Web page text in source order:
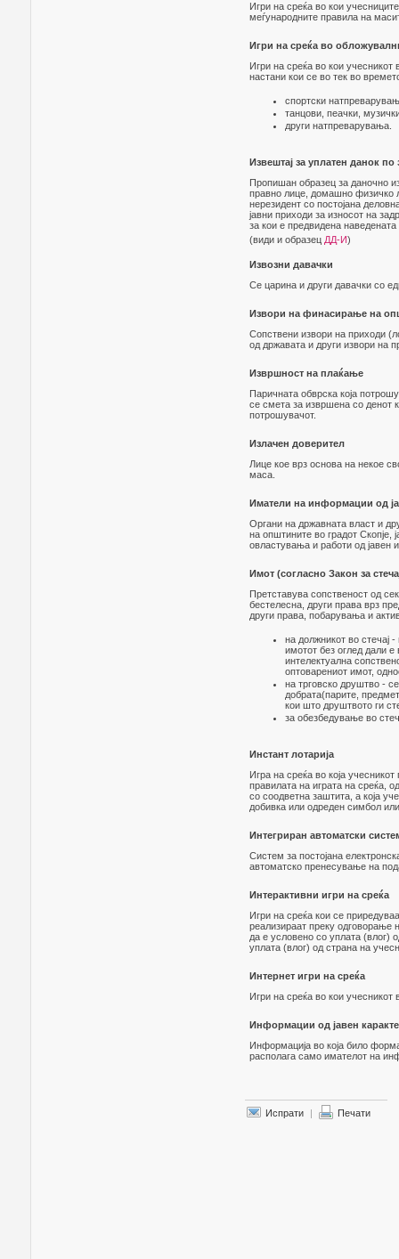
Игри на среќа во кои
меѓународните правила на
Игри на среќа во
Игри на среќа во кои
настани кои се во тек во
спортски
танцови, пеачки,
други натпреварувања.
Извештај за уплатен данок по
Пропишан образец за даночно
правно лице, домашно физичко
нерезидент со постојана
јавни приходи за износот на
за кои е предвидена наведената
(види и образец ДД-И)
Извозни давачки
Се царина и други давачки со
Извори на финасирање на
Сопствени извори на приходи
од државата и други извори на
Извршност на плаќање
Паричната обврска која
се смета за извршена со денот
потрошувачот.
Излачен доверител
Лице кое врз основа на некое
маса.
Иматели на информации од
Органи на државната власт и
на општините во градот Скопје,
овластувања и работи од јавен
Имот (согласно Закон за
Претставува сопственост од
бестелесна, други права врз
други права, побарувања и
на должникот во стечај
имотот без оглед дали е
интелектуална
оптоварениот имот,
на трговско друштво -
добрата(парите,
кои што друштвото ги
за обезбедување во
Инстант лотарија
Игра на среќа во која
правилата на играта на среќа,
со соодветна заштита, а која
добивка или одреден симбол
Интегриран автоматски
Систем за постојана
автоматско пренесување на
Интерактивни игри на среќа
Игри на среќа кои се
реализираат преку
да е условено со уплата (влог)
уплата (влог) од страна на
Интернет игри на среќа
Игри на среќа во кои
Информации од јавен
Информација во која било
располага само имателот на
Испрати | Печати